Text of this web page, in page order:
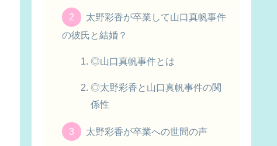
太野彩香が卒業して山口真帆事件
の彼氏と結婚？
◎山口真帆事件とは
◎太野彩香と山口真帆事件の関
係性
太野彩香が卒業への世間の声